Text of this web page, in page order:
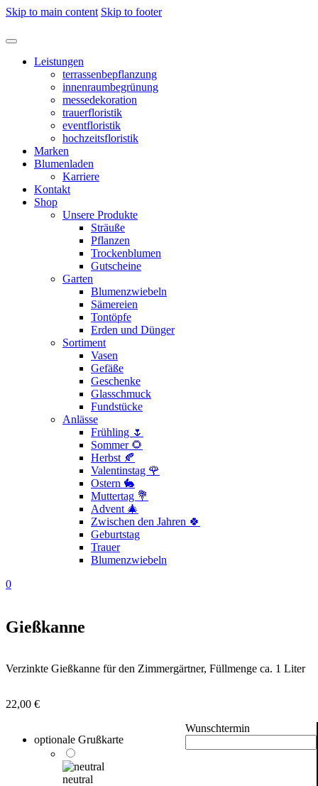
Skip to main content Skip to footer
Leistungen
terrassenbepflanzung
innenraumbegrünung
messedekoration
trauerfloristik
eventfloristik
hochzeitsfloristik
Marken
Blumenladen
Karriere
Kontakt
Shop
Unsere Produkte
Sträuße
Pflanzen
Trockenblumen
Gutscheine
Garten
Blumenzwiebeln
Sämereien
Tontöpfe
Erden und Dünger
Sortiment
Vasen
Gefäße
Geschenke
Glasschmuck
Fundstücke
Anlässe
Frühling 🌷
Sommer 🌻
Herbst 🍂
Valentinstag 🌹
Ostern 🐇
Muttertag 💐
Advent 🎄
Zwischen den Jahren 🍀
Geburtstag
Trauer
Blumenzwiebeln
0
Gießkanne
Verzinkte Gießkanne für den Zimmergärtner, Füllmenge ca. 1 Liter
22,00 €
optionale Grußkarte
neutral
Wunschtermin